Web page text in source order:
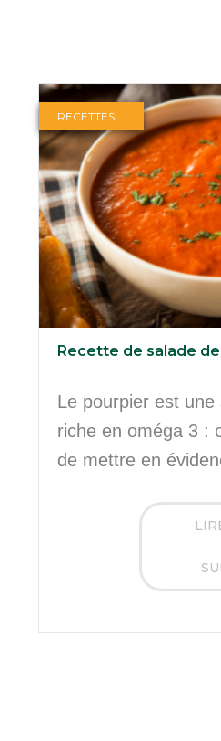
RECETTES
Recette de salade
Le pourpier est une
riche en oméga 3 :
de mettre en